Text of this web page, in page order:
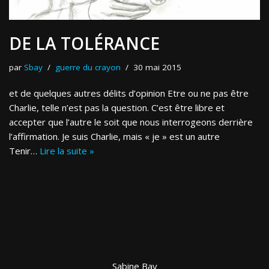
DE LA TOLÉRANCE
par Sbay guerre du crayon 30 mai 2015
et de quelques autres délits d’opinion Etre ou ne pas être
Charlie, telle n’est pas la question. C’est être libre et
accepter que l’autre le soit que nous interrogeons derrière
l’affirmation. Je suis Charlie, mais « je » est un autre
Tenir… Lire la suite »
Sabine Bay